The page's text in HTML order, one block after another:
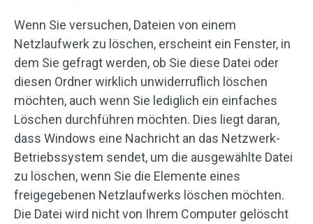
Wenn Sie versuchen, Dateien von einem
Netzlaufwerk zu löschen, erscheint ein Fenster, in
dem Sie gefragt werden, ob Sie diese Datei oder
diesen Ordner wirklich unwiderruflich löschen
möchten, auch wenn Sie lediglich ein einfaches
Löschen durchführen möchten. Dies liegt daran,
dass Windows eine Nachricht an das Netzwerk-
Betriebssystem sendet, um die ausgewählte Datei
zu löschen, wenn Sie die Elemente eines
freigegebenen Netzlaufwerks löschen möchten.
Die Datei wird nicht von Ihrem Computer gelöscht